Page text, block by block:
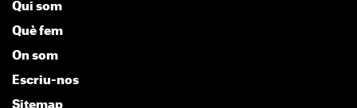
Qui som
Què fem
On som
Escriu-nos
Sitemap